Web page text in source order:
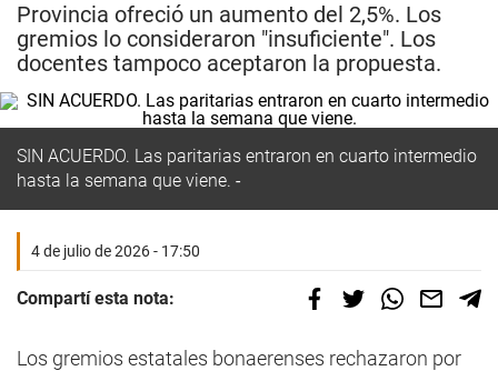
Provincia ofreció un aumento del 2,5%. Los
gremios lo consideraron "insuficiente". Los
docentes tampoco aceptaron la propuesta.
SIN ACUERDO. Las paritarias entraron en cuarto intermedio
hasta la semana que viene.
4 de julio de 2026 - 17:50
Compartí esta nota:
Los gremios estatales bonaerenses rechazaron por